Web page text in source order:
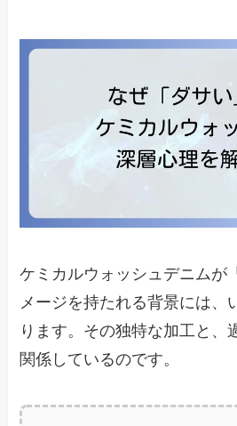
ケミカルウォッシュデニムが
メージを持たれる背景には、
ります。その独特な加工と、
関係しているのです。